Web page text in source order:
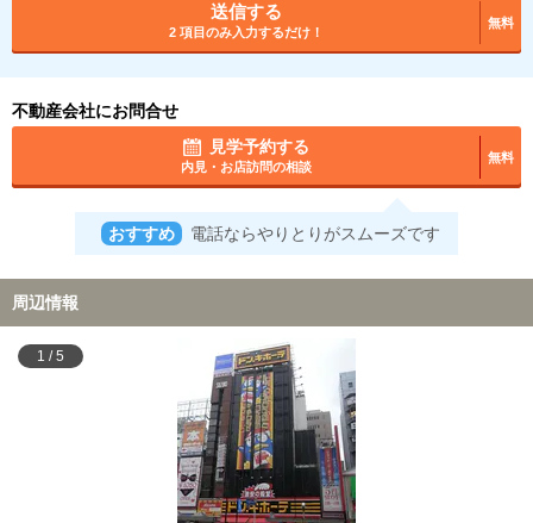
送信する
2 項目のみ入力するだけ！
無料
不動産会社にお問合せ
見学予約する
内見・お店訪問の相談
無料
おすすめ 電話ならやりとりがスムーズです
周辺情報
1 /5